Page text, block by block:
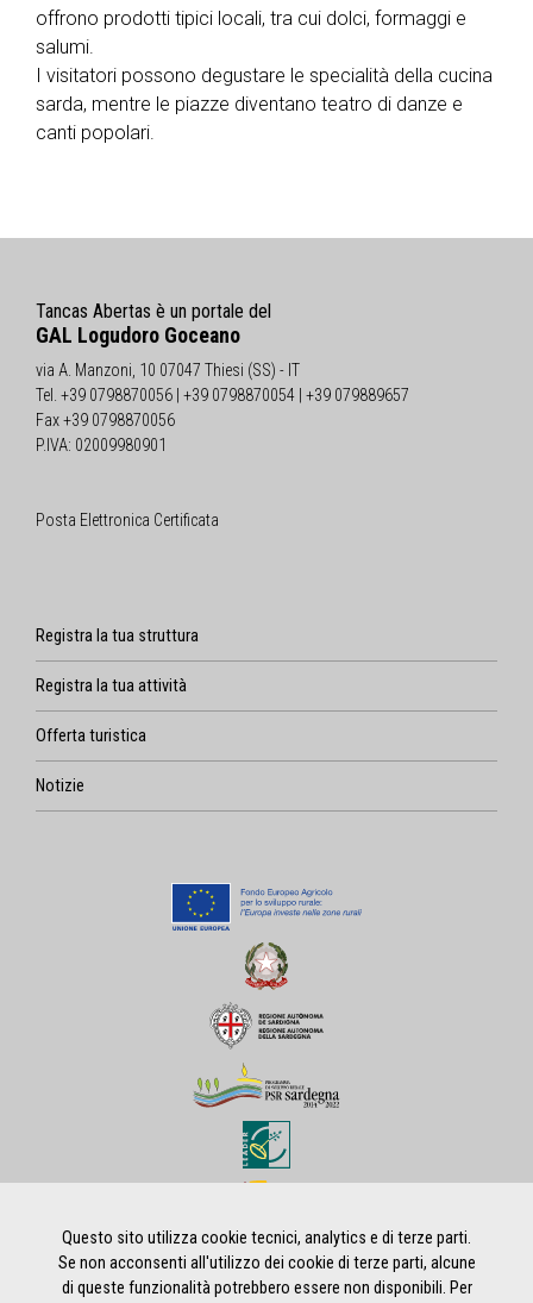
offrono prodotti tipici locali, tra cui dolci, formaggi e
salumi.
I visitatori possono degustare le specialità della cucina
sarda, mentre le piazze diventano teatro di danze e
canti popolari.
Tancas Abertas è un portale del
GAL Logudoro Goceano
via A. Manzoni, 10 07047 Thiesi (SS) - IT
Tel. +39 0798870056 | +39 0798870054 | +39 079889657
Fax +39 0798870056
P.IVA: 02009980901
Posta Elettronica Certificata
Registra la tua struttura
Registra la tua attività
Offerta turistica
Notizie
Questo sito utilizza cookie tecnici, analytics e di terze parti.
Se non acconsenti all'utilizzo dei cookie di terze parti, alcune
di queste funzionalità potrebbero essere non disponibili. Per